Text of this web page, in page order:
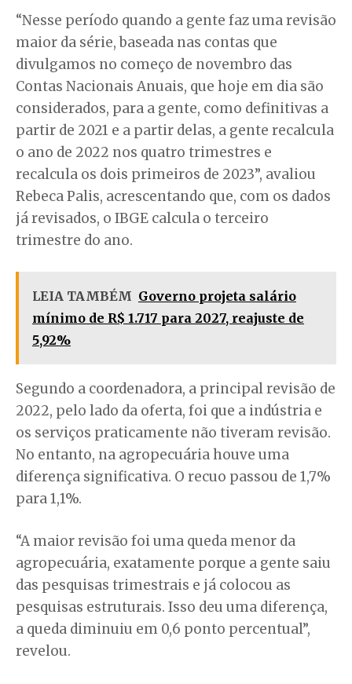
“Nesse período quando a gente faz uma revisão
maior da série, baseada nas contas que
divulgamos no começo de novembro das
Contas Nacionais Anuais, que hoje em dia são
considerados, para a gente, como definitivas a
partir de 2021 e a partir delas, a gente recalcula
o ano de 2022 nos quatro trimestres e
recalcula os dois primeiros de 2023”, avaliou
Rebeca Palis, acrescentando que, com os dados
já revisados, o IBGE calcula o terceiro
trimestre do ano.
LEIA TAMBÉM Governo projeta salário
mínimo de R$ 1.717 para 2027, reajuste de
5,92%
Segundo a coordenadora, a principal revisão de
2022, pelo lado da oferta, foi que a indústria e
os serviços praticamente não tiveram revisão.
No entanto, na agropecuária houve uma
diferença significativa. O recuo passou de 1,7%
para 1,1%.
“A maior revisão foi uma queda menor da
agropecuária, exatamente porque a gente saiu
das pesquisas trimestrais e já colocou as
pesquisas estruturais. Isso deu uma diferença,
a queda diminuiu em 0,6 ponto percentual”,
revelou.